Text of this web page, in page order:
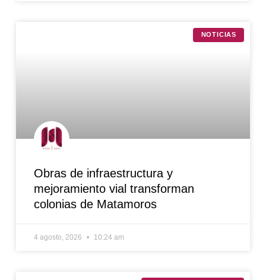
NOTICIAS
Obras de infraestructura y
mejoramiento vial transforman
colonias de Matamoros
4 agosto, 2026 10:24 am